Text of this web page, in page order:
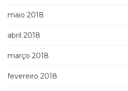
maio 2018
abril 2018
março 2018
fevereiro 2018